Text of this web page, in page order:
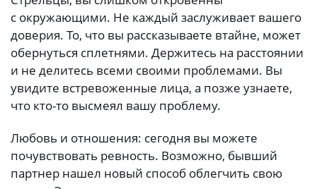
с окружающими. Не каждый заслуживает вашего
доверия. То, что вы рассказываете втайне, может
обернуться сплетнями. Держитесь на расстоянии
и не делитесь всеми своими проблемами. Вы
увидите встревоженные лица, а позже узнаете,
что кто-то высмеял вашу проблему.
Любовь и отношения: сегодня вы можете
почувствовать ревность. Возможно, бывший
партнер нашел новый способ облегчить свою